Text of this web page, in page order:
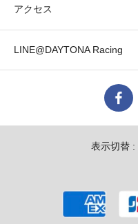
アクセス
LINE@DAYTONA Racing
表示切替 :